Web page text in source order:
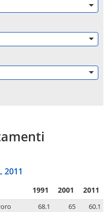
2011
1991 2001 2011
68.1 65
60.1